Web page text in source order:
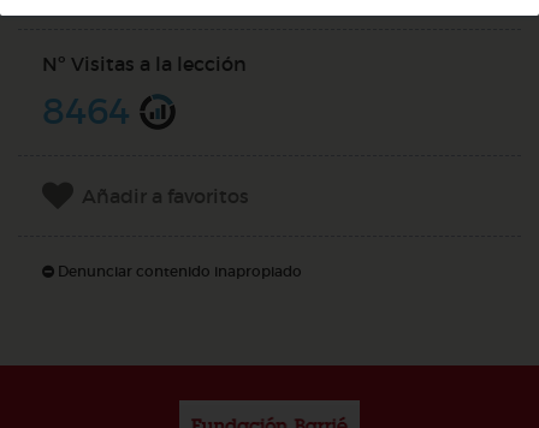
Nº Visitas a la lección
8464
Añadir a favoritos
Denunciar contenido inapropiado